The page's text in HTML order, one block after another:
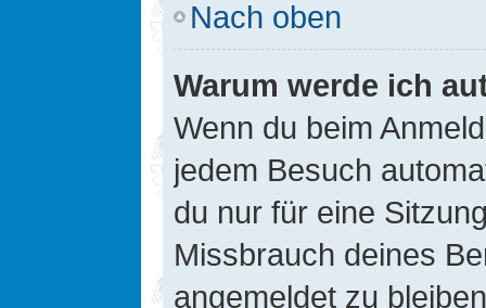
Nach oben
Warum werde ich
Wenn du beim
jedem Besuch
du nur für eine
Missbrauch deines
angemeldet zu